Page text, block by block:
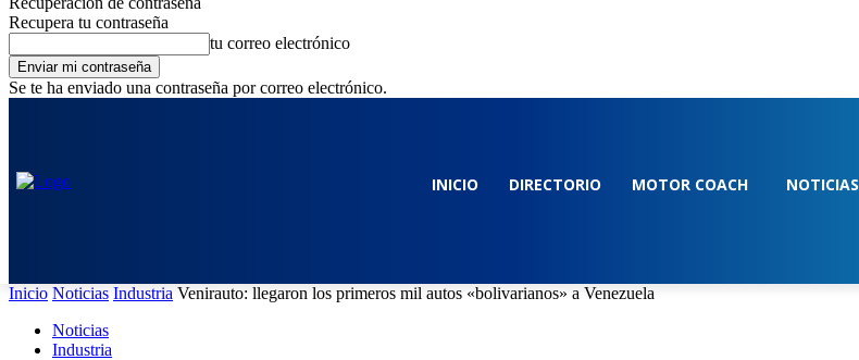
Recupera tu contraseña
tu correo electrónico
Se te ha enviado una contraseña por correo electrónico.
INICIO DIRECTORIO MOTOR COACH NOTICIAS
Inicio Noticias Industria Venirauto: llegaron los primeros mil autos «bolivarianos» a Venezuela
Noticias
Industria